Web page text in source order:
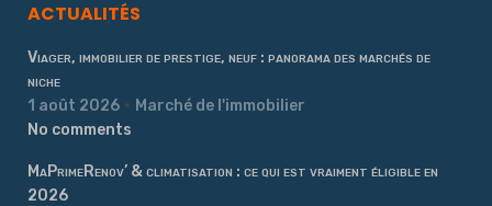
ACTUALITÉS
Viager, immobilier de prestige, neuf : panorama des marchés de
niche
1 août 2026
Marché de l'immobilier
No comments
MaPrimeRenov’ & climatisation : ce qui est vraiment éligible en
2026